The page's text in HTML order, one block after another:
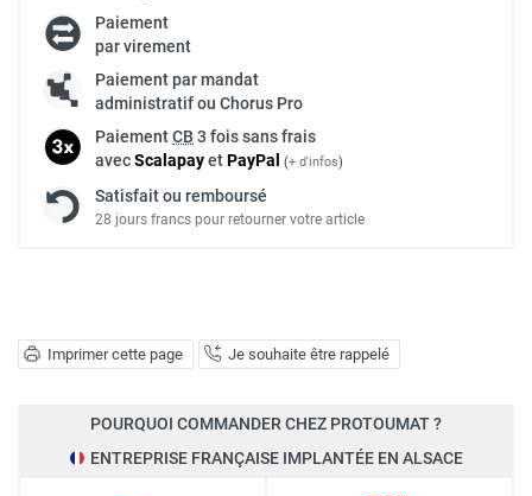
Imprimer cette page Je souhaite être rappelé
Paiement
par virement
Paiement par mandat
administratif ou Chorus Pro
PaiementCB 3 fois sans frais
avecScalapayetPayPal (+ d'infos)
Satisfait ou remboursé
28 jours francs pour retourner votre article
POURQUOI COMMANDER CHEZ PROTOUMAT ?
ENTREPRISE FRANÇAISE IMPLANTÉE EN ALSACE